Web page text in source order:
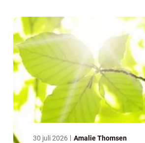
30 juli 2026 Amalie Thomsen